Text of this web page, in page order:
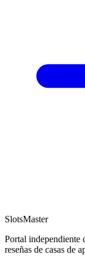
SlotsMaster
Portal independiente
reseñas de casas de